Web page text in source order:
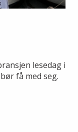
lesedag i
få med seg.